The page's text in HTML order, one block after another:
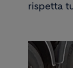
rispetta